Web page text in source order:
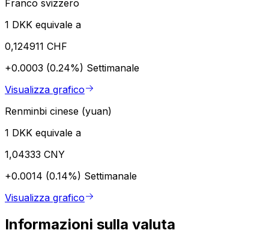
Franco svizzero
1 DKK equivale a
0,124911 CHF
+0.0003 (0.24%) Settimanale
Visualizza grafico
Renminbi cinese (yuan)
1 DKK equivale a
1,04333 CNY
+0.0014 (0.14%) Settimanale
Visualizza grafico
Informazioni sulla valuta